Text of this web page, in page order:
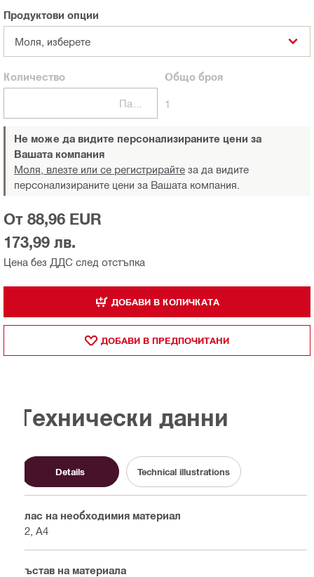
Продуктови опции
Моля, изберете
Количество Общо броя
1
Не може да видите персонализираните цени за
Вашата компания
Моля, влезте или се регистрирайте за да видите
персонализираните цени за Вашата компания.
Цена без ДДС след отстъпка
От 88,96 EUR
173,99 лв.
ДОБАВИ В КОЛИЧКАТА
ДОБАВИ В ПРЕДПОЧИТАНИ
Технически данни
Details Technical illustrations
Клас на необходимия материал
A2, A4
Състав на материала